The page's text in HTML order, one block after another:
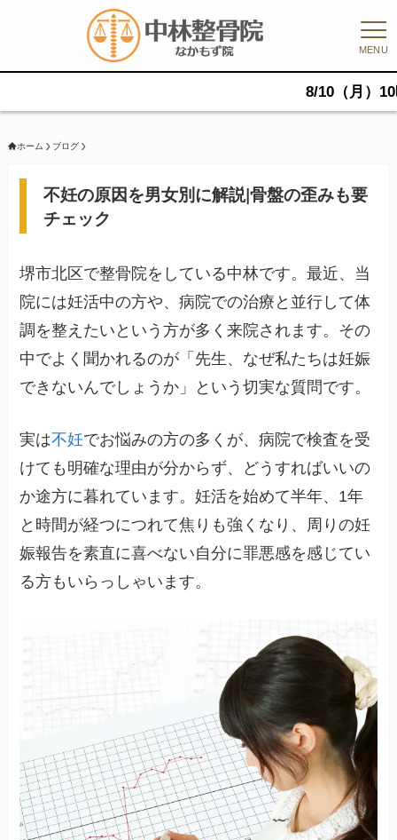
MENU
8/10（月）10時、11時
ホーム ブログ
不妊の原因を男女別に解説|骨盤の歪みも要
チェック
堺市北区で整骨院をしている中林です。最近、当
院には妊活中の方や、病院での治療と並行して体
調を整えたいという方が多く来院されます。その
中でよく聞かれるのが「先生、なぜ私たちは妊娠
できないんでしょうか」という切実な質問です。
実は不妊でお悩みの方の多くが、病院で検査を受
けても明確な理由が分からず、どうすればいいの
か途方に暮れています。妊活を始めて半年、1年
と時間が経つにつれて焦りも強くなり、周りの妊
娠報告を素直に喜べない自分に罪悪感を感じてい
る方もいらっしゃいます。